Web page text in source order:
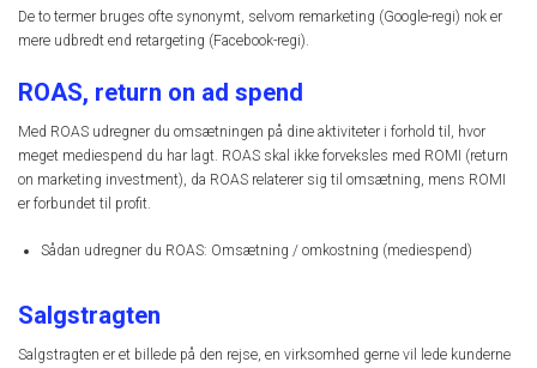
De to termer bruges ofte synonymt, selvom remarketing (Google-regi) nok er
mere udbredt end retargeting (Facebook-regi).
ROAS, return on ad spend
Med ROAS udregner du omsætningen på dine aktiviteter i forhold til, hvor
meget mediespend du har lagt. ROAS skal ikke forveksles med ROMI (return
on marketing investment), da ROAS relaterer sig til omsætning, mens ROMI
er forbundet til profit.
Sådan udregner du ROAS: Omsætning / omkostning (mediespend)
Salgstragten
Salgstragten er et billede på den rejse, en virksomhed gerne vil lede kunderne